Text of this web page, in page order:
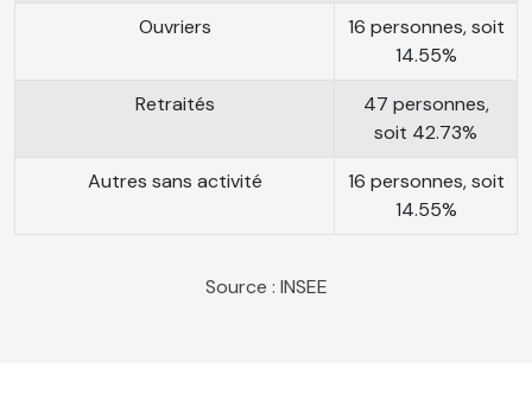
Ouvriers
16 personnes, soit
14.55%
Retraités
47 personnes,
soit 42.73%
Autres sans activité
16 personnes, soit
14.55%
Source : INSEE